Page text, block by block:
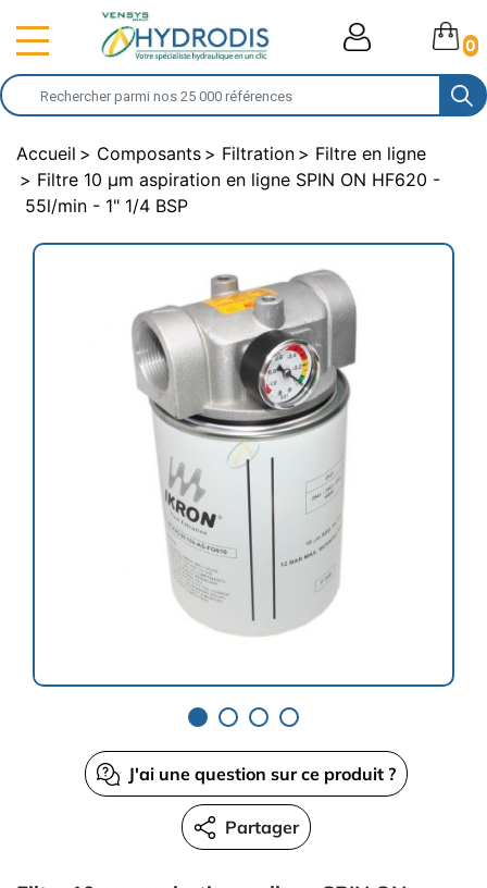
0
Accueil Composants Filtration
Filtre en ligne
Filtre 10 µm aspiration en ligne SPIN ON HF620 -
55l/min - 1" 1/4 BSP
J'ai une question sur ce produit ?
Partager